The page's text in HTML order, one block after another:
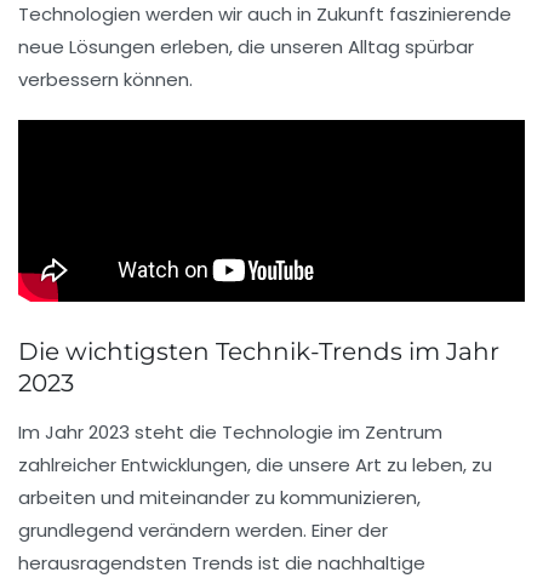
Technologien werden wir auch in Zukunft faszinierende
neue Lösungen erleben, die unseren Alltag spürbar
verbessern können.
Die wichtigsten Technik-Trends im Jahr
2023
Im Jahr 2023 steht die Technologie im Zentrum
zahlreicher Entwicklungen, die unsere Art zu leben, zu
arbeiten und miteinander zu kommunizieren,
grundlegend verändern werden. Einer der
herausragendsten Trends ist die nachhaltige